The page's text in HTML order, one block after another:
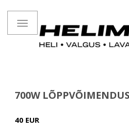
Toggle
navigation
700W
40 EUR